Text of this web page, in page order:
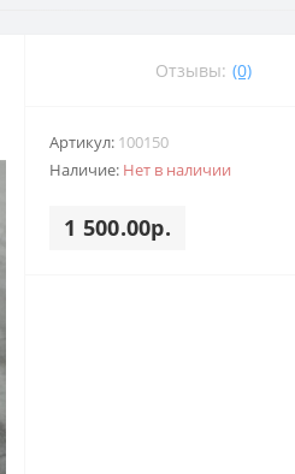
Отзывы: (0)
Артикул: 100150
Наличие: Нет в наличии
1 500.00р.